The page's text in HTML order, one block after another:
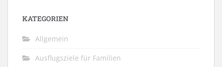
KATEGORIEN
Allgemein
Ausflugsziele für Familien